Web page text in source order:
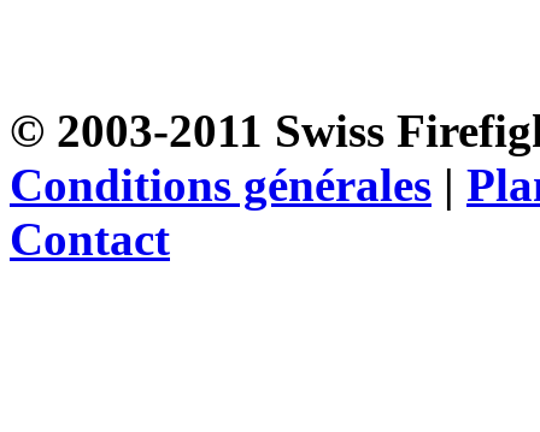
© 2003-2011 Swiss
Conditions générales |
Contact